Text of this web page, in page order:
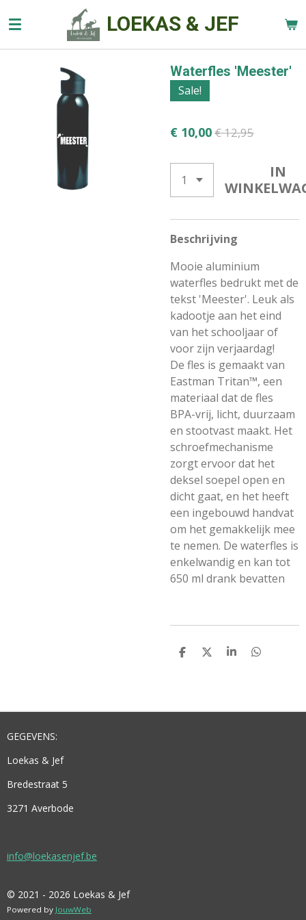
direct
hoofdinhoud
LOEKAS & JEF
Waterfles 'Meester'
Sale!
€ 10,00€ 12,95
IN
Beschrijving
Mooie aluminium
waterfles bedrukt met de
tekst 'Meester'. Leuk als
kadootje aan het eind
van het schooljaar of
voor zijn verjaardag!
De fles is gemaakt van
Eastman Tritan™, een
materiaal dat de fles
BPA-vrij, licht, duurzaam
en stootvast maakt. Het
schroefmechanisme
zorgt ervoor dat het
deksel soepel open en
dicht gaat, en het heeft
een ingebouwd handvat
om het gemakkelijk mee
te nemen. De waterfles is
enkelwandig en kan tot
650 ml drank bevatten
D
D
S
D
GEGEVENS:
Loekas & Jef
Bredestraat 5
3271 Averbode
info@loekasenjef.be
© 2021 - 2026 Loekas & Jef
Powered by JouwWeb